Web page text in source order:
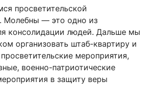
просветительской
Молебны — это одно из
консолидации людей. Дальше мы
организовать штаб-квартиру и
мероприятия,
военно-патриотические
в защиту веры